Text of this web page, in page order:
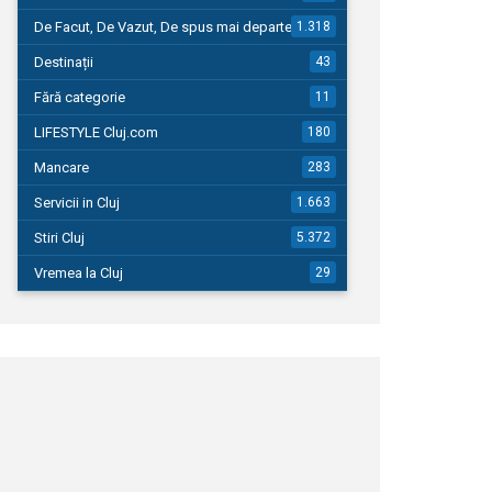
De Facut, De Vazut, De spus mai departe…1.318
Destinații 43
Fără categorie 11
LIFESTYLE Cluj.com 180
Mancare 283
Servicii in Cluj 1.663
Stiri Cluj 5.372
Vremea la Cluj 29